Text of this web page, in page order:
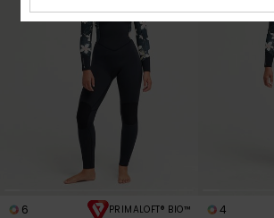
6 PRIMALOFT® BIO™ 4